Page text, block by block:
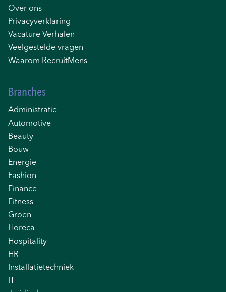
Over ons
Privacyverklaring
Vacature Verhalen
Veelgestelde vragen
Waarom RecruitMens
Branches
Administratie
Automotive
Beauty
Bouw
Energie
Fashion
Finance
Fitness
Groen
Horeca
Hospitality
HR
Installatietechniek